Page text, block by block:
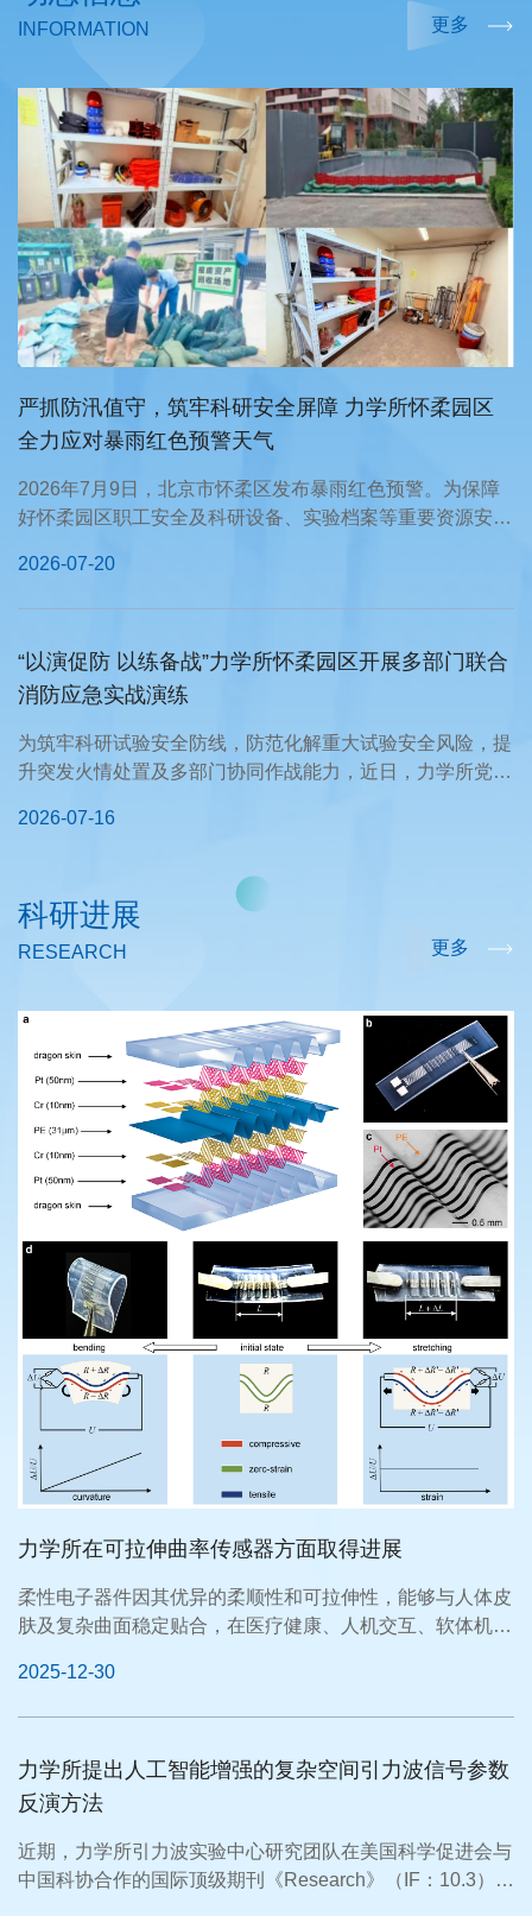
INFORMATION 更多
严抓防汛值守，筑牢科研安全屏障 力学所怀柔园区
全力应对暴雨红色预警天气
2026年7月9日，北京市怀柔区发布暴雨红色预警。为保障
好怀柔园区职工安全及科研设备、实验档案等重要资源安
2026-07-20
“以演促防 以练备战”力学所怀柔园区开展多部门联合
消防应急实战演练
为筑牢科研试验安全防线，防范化解重大试验安全风险，提
升突发火情处置及多部门协同作战能力，近日，力学所党委
2026-07-16
科研进展
RESEARCH 更多
力学所在可拉伸曲率传感器方面取得进展
柔性电子器件因其优异的柔顺性和可拉伸性，能够与人体皮
肤及复杂曲面稳定贴合，在医疗健康、人机交互、软体机器
2025-12-30
力学所提出人工智能增强的复杂空间引力波信号参数
反演方法
近期，力学所引力波实验中心研究团队在美国科学促进会与
中国科协合作的国际顶级期刊《Research》（IF：10.3）上